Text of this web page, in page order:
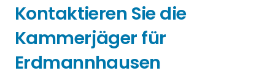
Kontaktieren Sie die
Kammerjäger für
Erdmannhausen